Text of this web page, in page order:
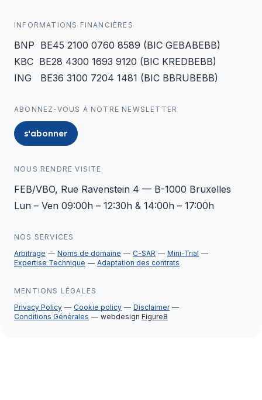
INFORMATIONS FINANCIÈRES
BNP BE45 2100 0760 8589 (BIC GEBABEBB)
KBC BE28 4300 1693 9120 (BIC KREDBEBB)
ING BE36 3100 7204 1481 (BIC BBRUBEBB)
ABONNEZ-VOUS À NOTRE NEWSLETTER
s'abonner
NOUS RENDRE VISITE
FEB/VBO, Rue Ravenstein 4 — B-1000 Bruxelles
Lun – Ven 09:00h – 12:30h & 14:00h – 17:00h
NOS SERVICES
Arbitrage
Noms de domaine C-SAR
Mini-Trial
Expertise Technique
Adaptation des contrats
MENTIONS LÉGALES
Privacy Policy
Cookie policy
Disclaimer
Conditions Générales
webdesign Figure8